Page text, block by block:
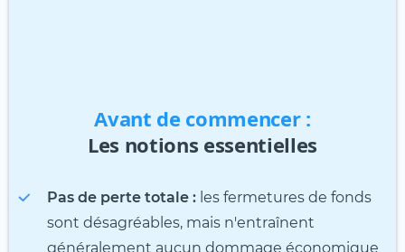
Avant de commencer :
Les notions essentielles
Pas de perte totale : les fermetures de fonds
sont désagréables, mais n'entraînent
généralement aucun dommage économique